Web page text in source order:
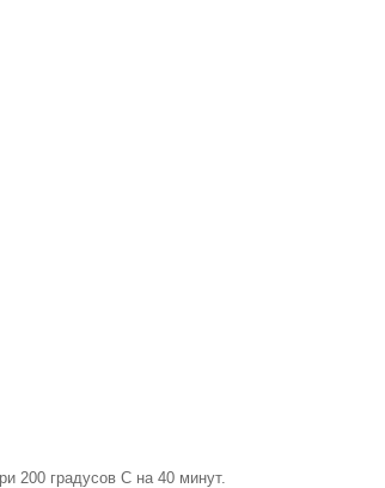
200 градусов С на 40 минут.